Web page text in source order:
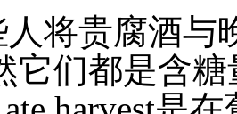
将贵腐酒与
它们都是含